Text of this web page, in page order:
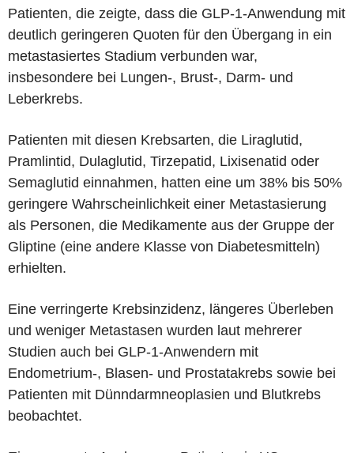
Patienten, die zeigte, dass die GLP-1-Anwendung mit
deutlich geringeren Quoten für den Übergang in ein
metastasiertes Stadium verbunden war,
insbesondere bei Lungen-, Brust-, Darm- und
Leberkrebs.
Patienten mit diesen Krebsarten, die Liraglutid,
Pramlintid, Dulaglutid, Tirzepatid, Lixisenatid oder
Semaglutid einnahmen, hatten eine um 38% bis 50%
geringere Wahrscheinlichkeit einer Metastasierung
als Personen, die Medikamente aus der Gruppe der
Gliptine (eine andere Klasse von Diabetesmitteln)
erhielten.
Eine verringerte Krebsinzidenz, längeres Überleben
und weniger Metastasen wurden laut mehrerer
Studien auch bei GLP-1-Anwendern mit
Endometrium-, Blasen- und Prostatakrebs sowie bei
Patienten mit Dünndarmneoplasien und Blutkrebs
beobachtet.